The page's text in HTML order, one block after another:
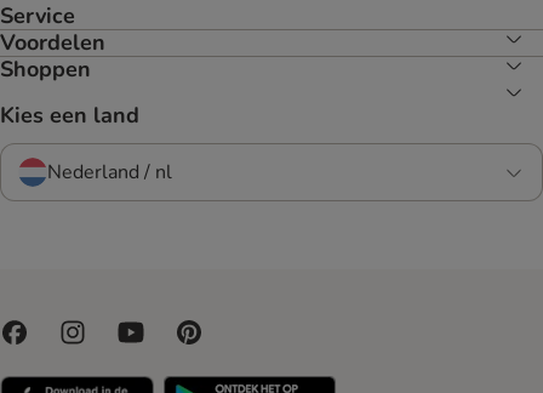
Service
Voordelen
Shoppen
Kies een land
Nederland / nl